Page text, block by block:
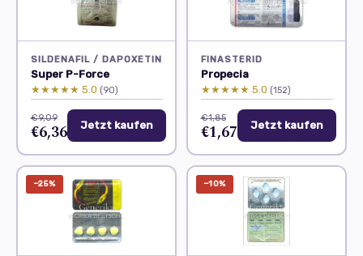
SILDENAFIL / DAPOXETIN
Super P-Force
★★★★★ 5.0 (90)
€9,09
€6,36 Jetzt kaufen
FINASTERID
Propecia
★★★★★ 5.0 (152)
€1,85
€1,67 Jetzt kaufen
−25% −10%